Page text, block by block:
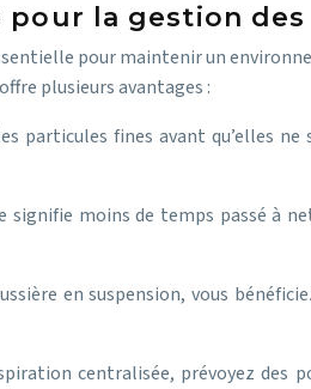
la gestion des
pour maintenir un
plusieurs avantages :
fines avant qu’elles ne
signifie moins de temps passé à
en suspension, vous
centralisée, prévoyez